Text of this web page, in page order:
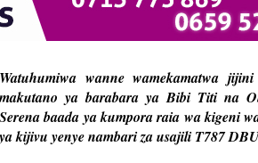
Watuhumiwa wanne wamekamatwa
makutano ya barabara ya Bibi Titi na
Serena baada ya kumpora raia wa kigeni
ya kijivu yenye nambari za usajili T787